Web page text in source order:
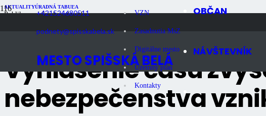
+421524680511
podnety@spisskabela.sk
VZN
Zasadnutia MsZ
Digitálne mesto
Územný plán
Kontakty
MESTO SPIŠSKÁ BELÁ
OBČAN
NÁVŠTEVNÍK
AKTUALITYÚRADNÁ TABUĽA
Publikované6 rokov dozadu
Vyhlásenie času
nebezpečenstva